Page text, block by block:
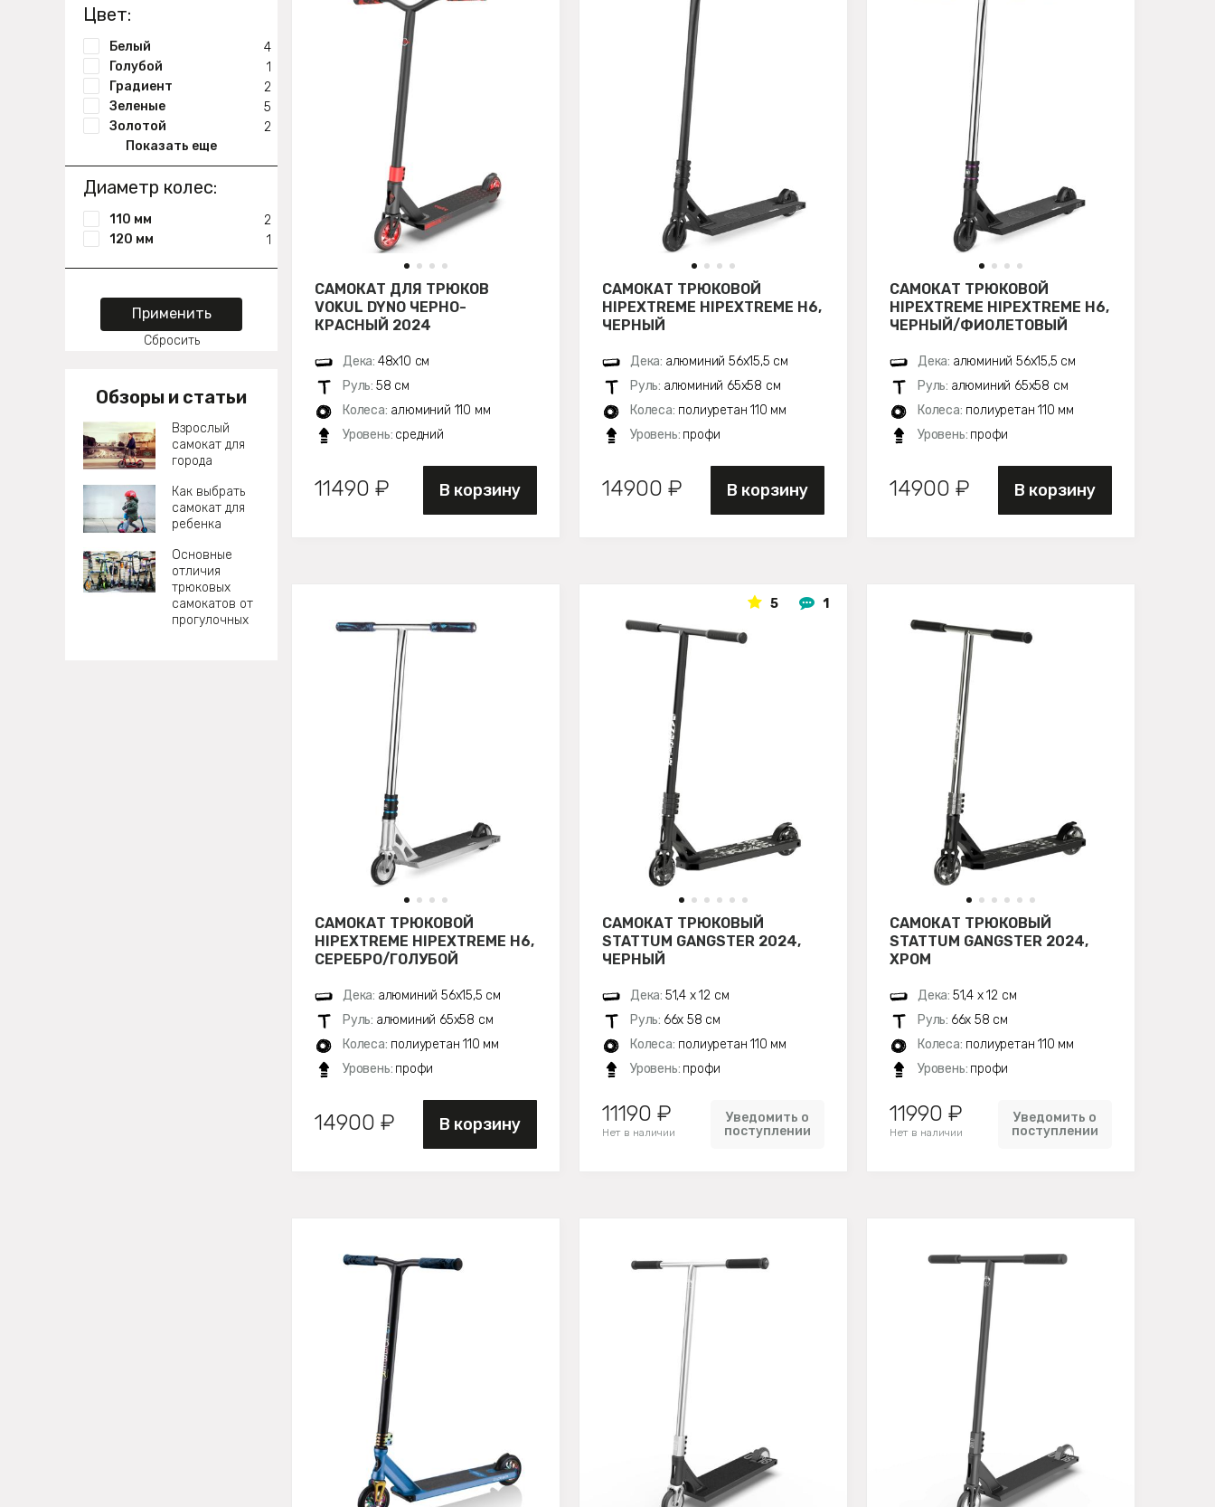
Цвет:
Белый
4
Голубой
1
Градиент
2
Зеленые
5
Золотой
2
Показать еще
Диаметр колес:
110 мм
2
120 мм
1
Применить
Сбросить
Обзоры и статьи
Взрослый
самокат для
города
Как выбрать
самокат для
ребенка
Основные
отличия
трюковых
самокатов от
прогулочных
САМОКАТ ДЛЯ ТРЮКОВ
VOKUL DYNO ЧЕРНО-
КРАСНЫЙ 2024
Дека: 48х10 см
Руль: 58 см
Колеса: алюминий 110 мм
Уровень: средний
11490 ₽ В корзину
САМОКАТ ТРЮКОВОЙ
HIPEXTREME HIPEXTREME H6,
ЧЕРНЫЙ
Дека: алюминий 56х15,5 см
Руль: алюминий 65x58 см
Колеса: полиуретан 110 мм
Уровень: профи
14900 ₽ В корзину
САМОКАТ ТРЮКОВОЙ
HIPEXTREME HIPEXTREME H6,
ЧЕРНЫЙ/ФИОЛЕТОВЫЙ
Дека: алюминий 56х15,5 см
Руль: алюминий 65x58 см
Колеса: полиуретан 110 мм
Уровень: профи
14900 ₽ В корзину
САМОКАТ ТРЮКОВОЙ
HIPEXTREME HIPEXTREME H6,
СЕРЕБРО/ГОЛУБОЙ
Дека: алюминий 56х15,5 см
Руль: алюминий 65x58 см
Колеса: полиуретан 110 мм
Уровень: профи
14900 ₽ В корзину
5 1
САМОКАТ ТРЮКОВЫЙ
STATTUM GANGSTER 2024,
ЧЕРНЫЙ
Дека: 51,4 х 12 см
Руль: 66х 58 см
Колеса: полиуретан 110 мм
Уровень: профи
11190 ₽
Нет в наличии
Уведомить о
поступлении
САМОКАТ ТРЮКОВЫЙ
STATTUM GANGSTER 2024,
ХРОМ
Дека: 51,4 х 12 см
Руль: 66х 58 см
Колеса: полиуретан 110 мм
Уровень: профи
11990 ₽
Нет в наличии
Уведомить о
поступлении